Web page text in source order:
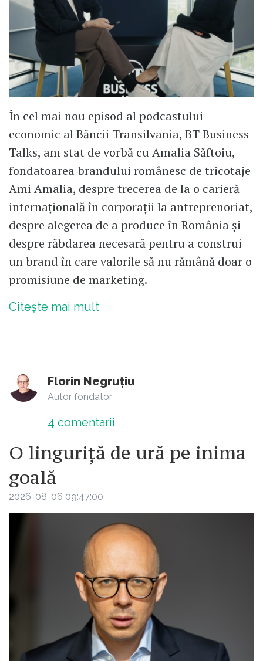
În cel mai nou episod al podcastului
economic al Băncii Transilvania, BT Business
Talks, am stat de vorbă cu Amalia Săftoiu,
fondatoarea brandului românesc de tricotaje
Ami Amalia, despre trecerea de la o carieră
internațională în corporații la antreprenoriat,
despre alegerea de a produce în România și
despre răbdarea necesară pentru a construi
un brand în care valorile să nu rămână doar o
promisiune de marketing.
Citește mai mult
Florin Negruțiu
Autor fondator
4 comentarii
O linguriță de ură pe inima
goală
2026-08-06 09:47:00